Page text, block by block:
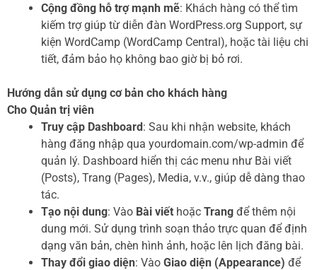
Cộng đồng hỗ trợ mạnh mẽ: Khách hàng có thể tìm
kiếm trợ giúp từ diễn đàn WordPress.org Support, sự
kiện WordCamp (WordCamp Central), hoặc tài liệu chi
tiết, đảm bảo họ không bao giờ bị bỏ rơi.
Hướng dẫn sử dụng cơ bản cho khách hàng
Cho Quản trị viên
Truy cập Dashboard: Sau khi nhận website, khách
hàng đăng nhập qua yourdomain.com/wp-admin để
quản lý. Dashboard hiển thị các menu như Bài viết
(Posts), Trang (Pages), Media, v.v., giúp dễ dàng thao
tác.
Tạo nội dung: Vào Bài viết hoặc Trang để thêm nội
dung mới. Sử dụng trình soạn thảo trực quan để định
dạng văn bản, chèn hình ảnh, hoặc lên lịch đăng bài.
Thay đổi giao diện: Vào Giao diện (Appearance) để